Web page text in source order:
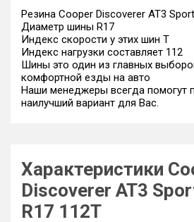
Резина Cooper Discoverer AT3
Диаметр шины R17
Индекс скорости у этих шин T
Индекс нагрузки составляет 112
Шины это один из главных
комфортной езды на авто
Наши менеджеры всегда помогут
наилучший вариант для Вас.
Характеристики
Discoverer AT3
R17 112T